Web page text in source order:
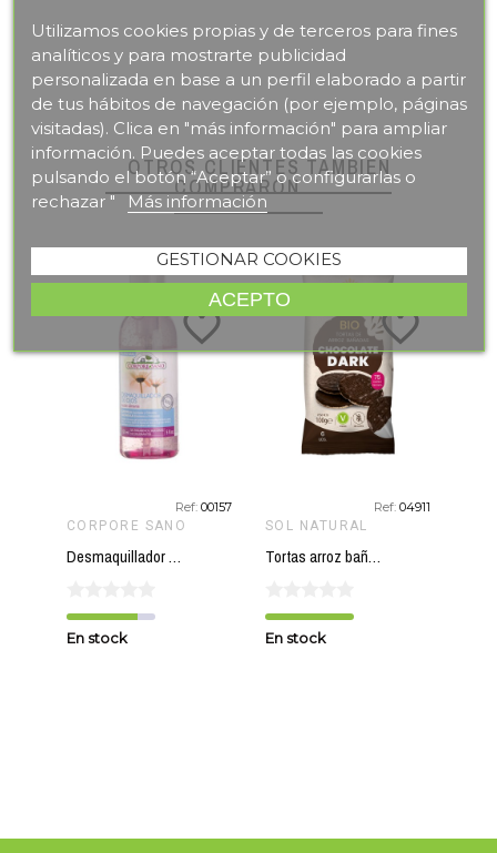
Utilizamos cookies propias y de terceros para fines
analíticos y para mostrarte publicidad
personalizada en base a un perfil elaborado a partir
de tus hábitos de navegación (por ejemplo, páginas
visitadas). Clica en "más información" para ampliar
información. Puedes aceptar todas las cookies
pulsando el botón “Aceptar” o configurarlas o
rechazar " Más información
GESTIONAR COOKIES
ACEPTO
OTROS CLIENTES TAMBIÉN
COMPRARON
Ref: 00157
CORPORE SANO
Desmaquillador ojos camomila calendula CORPORE SANO 150 ml
En stock
favorite_border
Ref: 04911
SOL NATURAL
Tortas arroz bañadas en chocolate fondant SOL NATURAL 100 gr BIO ?
En stock
favorite_border